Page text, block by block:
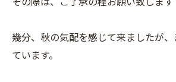
幾分、秋の気配を感じて来ましたが
ています。